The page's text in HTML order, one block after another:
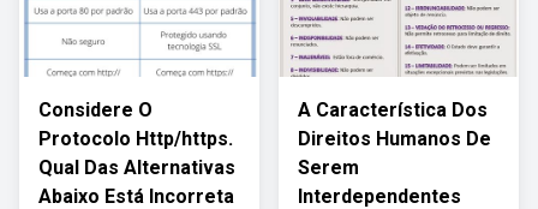
Considere O
Protocolo Http/https.
Qual Das Alternativas
Abaixo Está Incorreta
A Característica Dos
Direitos Humanos De
Serem
Interdependentes